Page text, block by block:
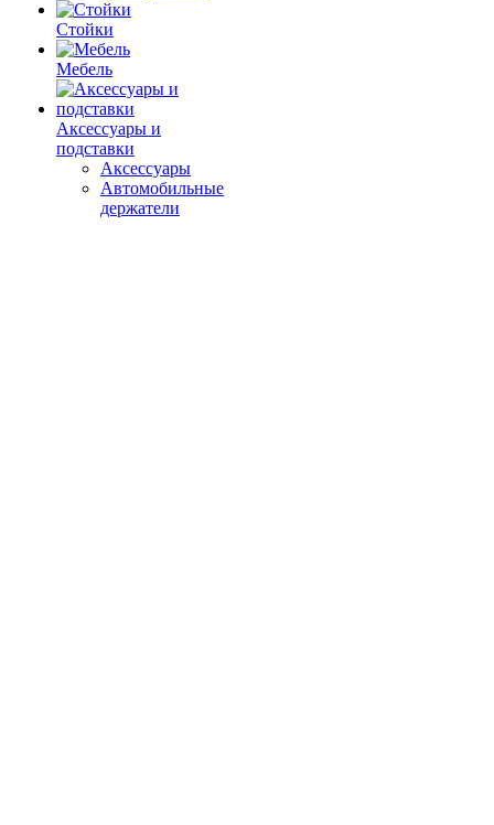
Стойки
Мебель
Аксессуары и
подставки
Аксессуары
Автомобильные
держатели